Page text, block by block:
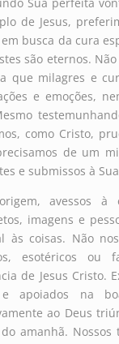
de Jesus,
busca da cura
são eternos.
que milagres e
e emoções,
como Cristo,
de um
e submissos à
avessos à
imagens e
às coisas. Não
esotéricos ou
de Jesus Cristo.
e apoiados na
ao Deus
amanhã.